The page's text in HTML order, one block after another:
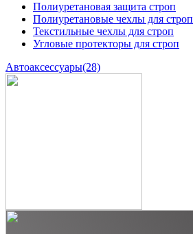
Полиуретановая защита строп
Полиуретановые чехлы для строп
Текстильные чехлы для строп
Угловые протекторы для строп
Автоаксессуары(28)